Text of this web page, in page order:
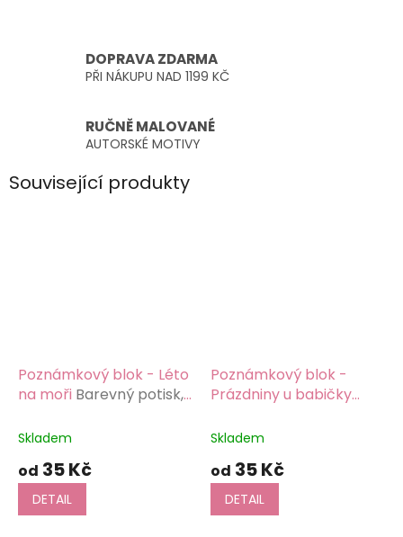
DOPRAVA ZDARMA
PŘI NÁKUPU NAD 1199 KČ
RUČNĚ MALOVANÉ
AUTORSKÉ MOTIVY
Související produkty
Poznámkový blok - Léto
na moři Barevný potisk,
Skladem
od 35 Kč
DETAIL
Poznámkový blok -
Prázdniny u babičky
80g/m2
Skladem
od 35 Kč
DETAIL